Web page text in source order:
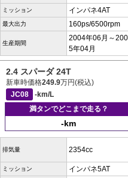
ミッション インパネ4AT
最大出力 160ps/6500rpm
生産期間
2004年06月～200
5年04月
2.4 スパーダ 24T
新車時価格249.9万円(税込)
JC08
-km/L
満タンでどこまで走る？
-km
排気量 2354cc
ミッション インパネ5AT